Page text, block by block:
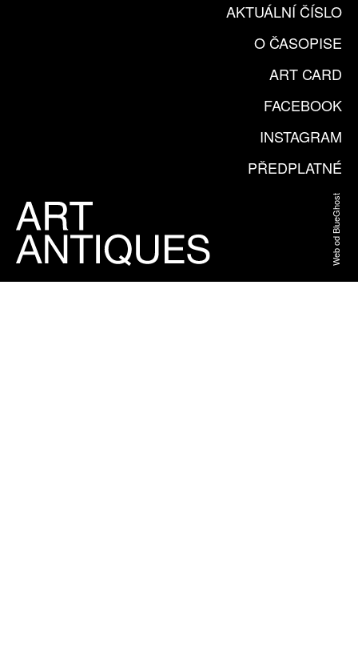
AKTUÁLNÍ ČÍSLO
O ČASOPISE
ART CARD
FACEBOOK
INSTAGRAM
PŘEDPLATNÉ
Web od BlueGhost